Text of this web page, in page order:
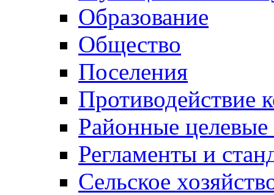
Образование
Общество
Поселения
Противодействие
Районные
Регламенты и
Сельское